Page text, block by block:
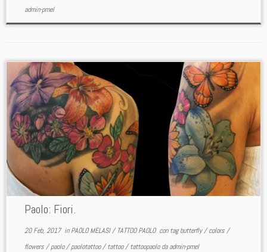
admin-pmel
Paolo: Fiori.
20 Feb, 2017inPAOLO MELASI/TATTOO PAOLO con tagbutterfly/colors/
flowers/paolo/paolotattoo/tattoo/tattoopaolodaadmin-pmel